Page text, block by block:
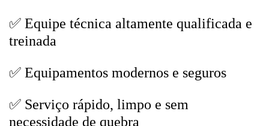
✅ Equipe técnica altamente qualificada e
treinada
✅ Equipamentos modernos e seguros
✅ Serviço rápido, limpo e sem
necessidade de quebra